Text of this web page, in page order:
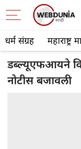
धर्म संग्रह महाराष्ट्र
डब्ल्यूएफआयने
नोटीस बजावली